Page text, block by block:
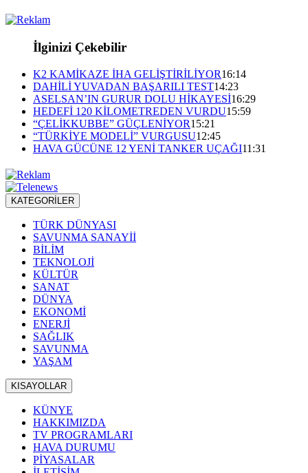
İlginizi Çekebilir
K2 KAMİKAZE İHA GELİŞTİRİLİYOR16:14
DAHİLİ YUVADAN BAŞARILI TEST14:23
ASELSAN’IN GURUR DOLU HİKAYESİ16:29
HEDEFİ 120 KİLOMETREDEN VURDU15:59
“ÇELİKKUBBE” GÜÇLENİYOR15:21
“TÜRKİYE MODELİ” VURGUSU12:45
HAVA GÜCÜNE 12 YENİ TANKER UÇAĞI11:31
KATEGORİLER
TÜRK DÜNYASI
SAVUNMA SANAYİİ
BİLİM
TEKNOLOJİ
KÜLTÜR
SANAT
DÜNYA
EKONOMİ
ENERJİ
SAĞLIK
SAVUNMA
YAŞAM
KISAYOLLAR
KÜNYE
HAKKIMIZDA
TV PROGRAMLARI
HAVA DURUMU
PİYASALAR